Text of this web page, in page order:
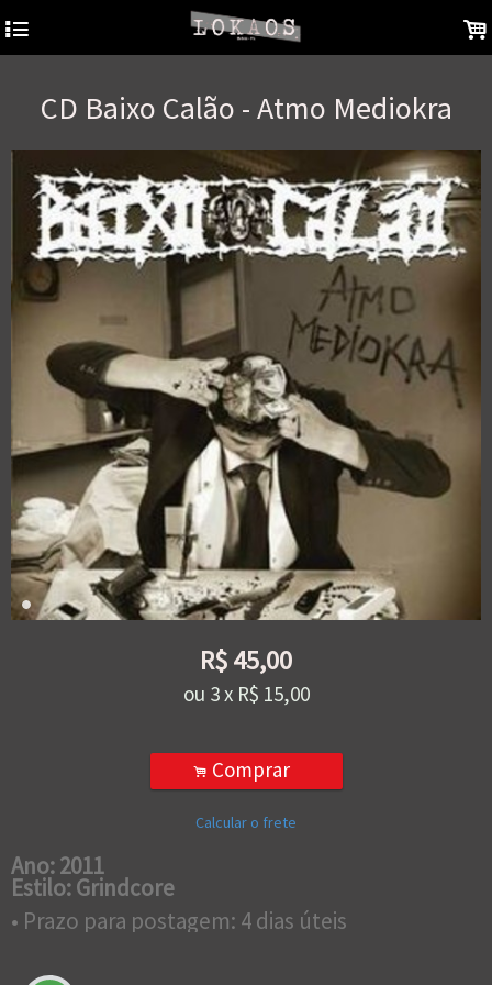
4 .
CD Baixo Calão - Atmo Mediokra
R$45,00
ou 3x R$ 15,00
. Comprar
Calcular o frete
Ano: 2011
Estilo: Grindcore
• Prazo para postagem: 4 dias úteis